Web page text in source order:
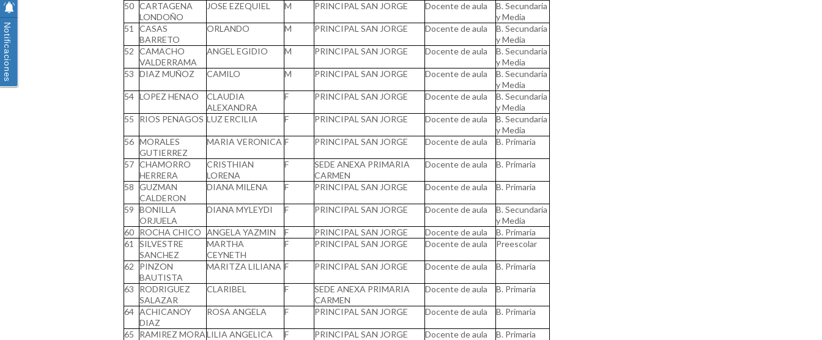
50 CARTAGENA
LONDOÑO
JOSE EZEQUIEL M PRINCIPAL SAN JORGE Docente de aula
B. Secundaria
y Media
51
CASAS
BARRETO
ORLANDO M PRINCIPAL SAN JORGE Docente de aula
B. Secundaria
y Media
52
CAMACHO
VALDERRAMA
ANGEL EGIDIO M PRINCIPAL SAN JORGE Docente de aula
B. Secundaria
y Media
53
DIAZ MUÑOZ CAMILO M PRINCIPAL SAN JORGE Docente de aula
B. Secundaria
y Media
54 LOPEZ HENAO
CLAUDIA
ALEXANDRA
F PRINCIPAL SAN JORGE Docente de aula
B. Secundaria
y Media
55
RIOS PENAGOS LUZ ERCILIA F PRINCIPAL SAN JORGE Docente de aula
B. Secundaria
y Media
56 MORALES
GUTIERREZ
MARIA VERONICA F PRINCIPAL SAN JORGE Docente de aula B. Primaria
57 CHAMORRO
HERRERA
CRISTHIAN
LORENA
F
SEDE ANEXA PRIMARIA
CARMEN
Docente de aula B. Primaria
58
GUZMAN
CALDERON
DIANA MILENA F PRINCIPAL SAN JORGE Docente de aula B. Primaria
59
BONILLA
ORJUELA
DIANA MYLEYDI F PRINCIPAL SAN JORGE Docente de aula
B. Secundaria
y Media
60 ROCHA CHICO ANGELA YAZMIN F PRINCIPAL SAN JORGE Docente de aula
B. Primaria
61
SILVESTRE
SANCHEZ
MARTHA
CEYNETH
F PRINCIPAL SAN JORGE Docente de aula Preescolar
62
PINZON
BAUTISTA
MARITZA LILIANA F PRINCIPAL SAN JORGE Docente de aula B. Primaria
63
RODRIGUEZ
SALAZAR
CLARIBEL F
SEDE ANEXA PRIMARIA
CARMEN
Docente de aula B. Primaria
64 ACHICANOY
DIAZ
ROSA ANGELA F PRINCIPAL SAN JORGE Docente de aula B. Primaria
65 RAMIREZ MORALILIA ANGELICA F PRINCIPAL SAN JORGE Docente de aula B. Primaria
Notificaciones